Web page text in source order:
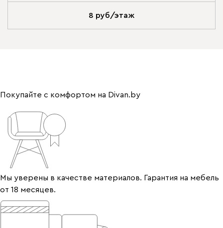
8 руб/этаж
Покупайте с комфортом на Divan.by
Мы уверены в качестве материалов. Гарантия на мебель
от 18 месяцев.